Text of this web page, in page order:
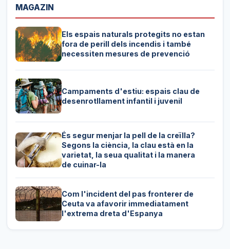
MAGAZIN
Els espais naturals protegits no estan
fora de perill dels incendis i també
necessiten mesures de prevenció
Campaments d'estiu: espais clau de
desenrotllament infantil i juvenil
És segur menjar la pell de la creïlla?
Segons la ciència, la clau està en la
varietat, la seua qualitat i la manera
de cuinar-la
Com l'incident del pas fronterer de
Ceuta va afavorir immediatament
l'extrema dreta d'Espanya